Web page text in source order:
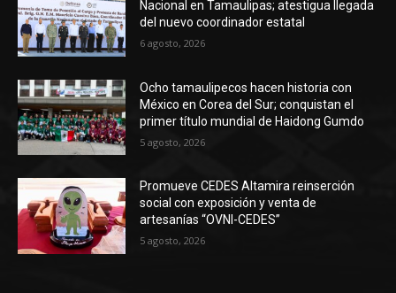
Nacional en Tamaulipas; atestigua llegada
del nuevo coordinador estatal
6 agosto, 2026
Ocho tamaulipecos hacen historia con
México en Corea del Sur; conquistan el
primer título mundial de Haidong Gumdo
5 agosto, 2026
Promueve CEDES Altamira reinserción
social con exposición y venta de
artesanías “OVNI-CEDES”
5 agosto, 2026